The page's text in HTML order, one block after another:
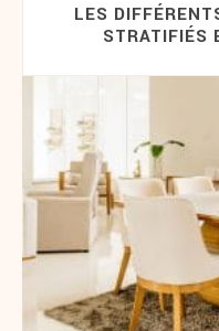
LES
STRATIFIÉS